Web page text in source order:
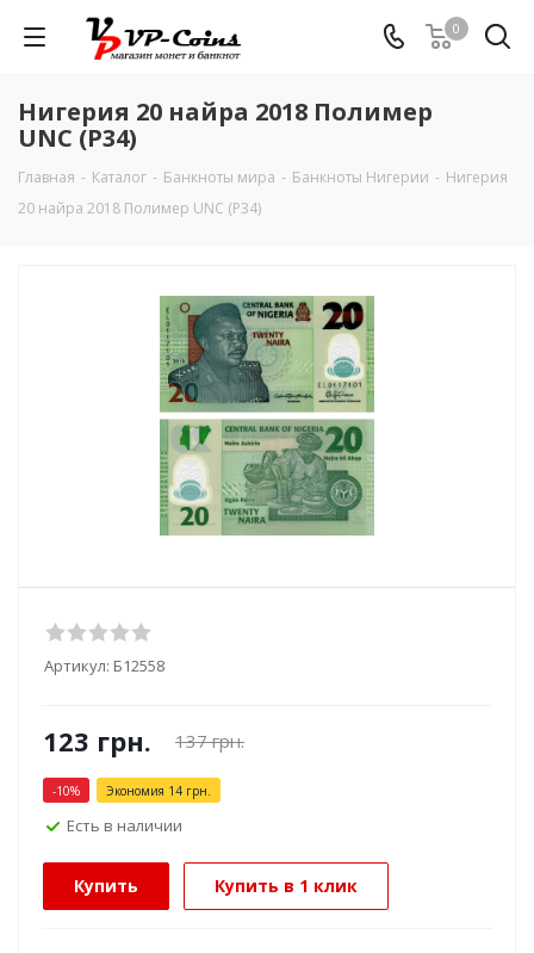
0
Нигерия 20 найра 2018 Полимер
UNC (P34)
Главная - Каталог - Банкноты мира - Банкноты Нигерии - Нигерия
20 найра 2018 Полимер UNC (P34)
Артикул: Б12558
123 грн. 137грн.
-10% Экономия 14 грн.
Есть в наличии
Купить Купить в 1 клик